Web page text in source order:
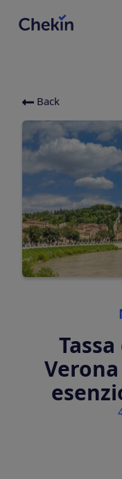
Back